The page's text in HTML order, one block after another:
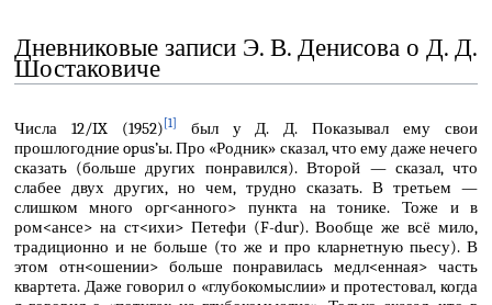
Дневниковые записи Э. В. Денисова о Д. Д.
Шостаковиче
Числа 12/IX (1952) [1]
был у Д. Д. Показывал ему свои
прошлогодние opus’ы. Про «Родник» сказал, что ему даже нечего
сказать (больше других понравился). Второй — сказал, что
слабее двух других, но чем, трудно сказать. В третьем —
слишком много орг<анного> пункта на тонике. Тоже и в
ром<ансе> на ст<ихи> Петефи (F-dur). Вообще же всё мило,
традиционно и не больше (то же и про кларнетную пьесу). В
этом отн<ошении> больше понравилась медл<енная> часть
квартета. Даже говорил о «глубокомыслии» и протестовал, когда